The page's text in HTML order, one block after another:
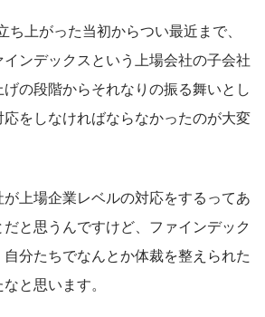
上がった当初からつい最近まで、
ンデックスという上場会社の子会社
の段階からそれなりの振る舞いとし
をしなければならなかったのが大変
上場企業レベルの対応をするってあ
と思うんですけど、ファインデック
分たちでなんとか体裁を整えられた
と思います。